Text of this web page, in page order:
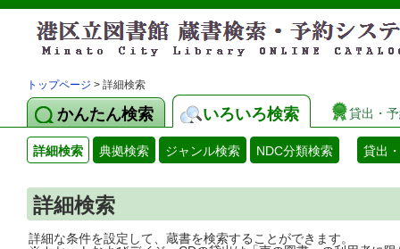
トップページ > 詳細検索
かんたん検索 いろいろ検索 貸出・
詳細検索 典拠検索 ジャンル検索 NDC分類検索 貸出
詳細検索
詳細な条件を設定して、蔵書を検索することができます。